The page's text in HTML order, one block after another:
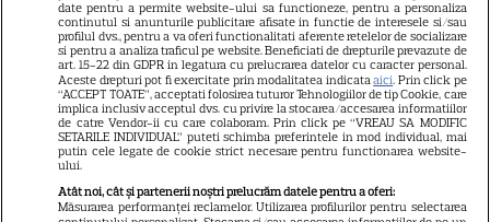
Things Heard & Seen (2021)
Filmul „Cele auzite și văzute”, de pe Netflix,
ni-i prezintă pe soții George (James Norton) și
date pentru a permite website-ului sa functioneze, pentru a personaliza
continutul si anunturile publicitare afisate in functie de interesele si/sau
profilul dvs., pentru a va oferi functionalitati aferente retelelor de socializare
si pentru a analiza traficul pe website. Beneficiati de drepturile prevazute de
art. 15-22 din GDPR in legatura cu prelucrarea datelor cu caracter personal.
Aceste drepturi pot fi exercitate prin modalitatea indicataaici. Prin click pe
“ACCEPT TOATE”, acceptati folosirea tuturor Tehnologiilor de tip Cookie, care
implica inclusiv acceptul dvs. cu privire la stocarea/accesarea informatiilor
de catre Vendor-ii cu care colaboram. Prin click pe “VREAU SA MODIFIC
SETARILE INDIVIDUAL” puteti schimba preferintele in mod individual, mai
putin cele legate de cookie strict necesare pentru functionarea website-
ului.
Atât noi, cât și partenerii noștri prelucrăm datele pentru a oferi:
Măsurarea performanței reclamelor. Utilizarea profilurilor pentru selectarea